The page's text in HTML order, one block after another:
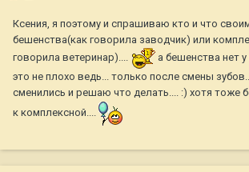
Ксения, я поэтому и спрашиваю кто и что
бешенства(как говорила заводчик) или
говорила ветеринар)....
а бешенства нет
это не плохо ведь... только после смены
сменились и решаю что делать.... :) хотя тоже
к комплексной....